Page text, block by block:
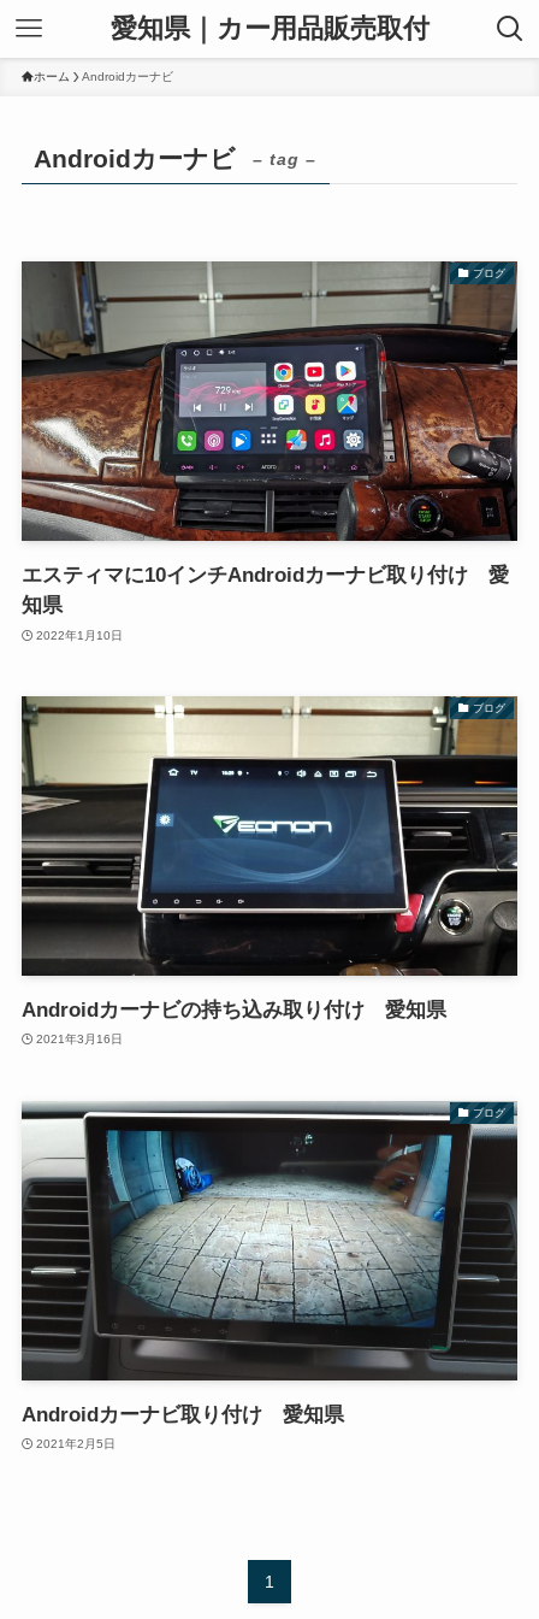
愛知県｜カー用品販売取付
ホーム Androidカーナビ
Androidカーナビ – tag –
ブログ
エスティマに10インチAndroidカーナビ取り付け 愛
知県
2022年1月10日
ブログ
Androidカーナビの持ち込み取り付け 愛知県
2021年3月16日
ブログ
Androidカーナビ取り付け 愛知県
2021年2月5日
1